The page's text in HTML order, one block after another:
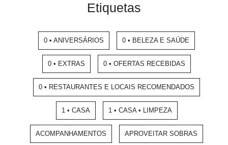
Etiquetas
0 • ANIVERSÁRIOS 0 • BELEZA E SAÚDE
0 • EXTRAS 0 • OFERTAS RECEBIDAS
0 • RESTAURANTES E LOCAIS RECOMENDADOS
1 • CASA 1 • CASA • LIMPEZA
ACOMPANHAMENTOS APROVEITAR SOBRAS